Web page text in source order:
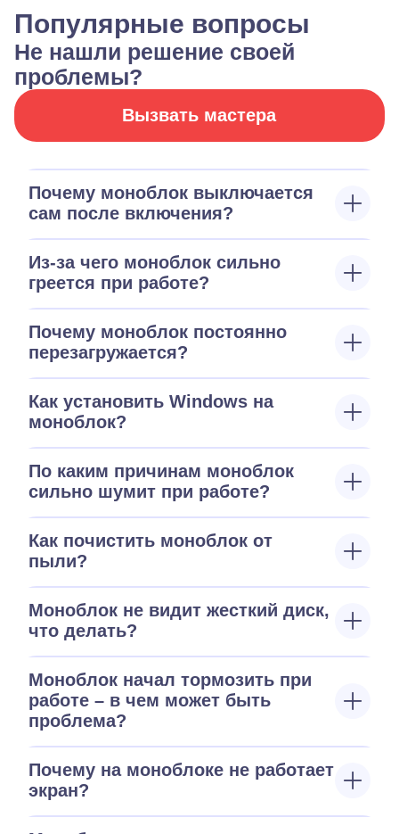
Популярные вопросы
Не нашли решение своей
проблемы?
Вызвать мастера
Почему моноблок выключается
сам после включения?
Из-за чего моноблок сильно
греется при работе?
Почему моноблок постоянно
перезагружается?
Как установить Windows на
моноблок?
По каким причинам моноблок
сильно шумит при работе?
Как почистить моноблок от
пыли?
Моноблок не видит жесткий диск,
что делать?
Моноблок начал тормозить при
работе – в чем может быть
проблема?
Почему на моноблоке не работает
экран?